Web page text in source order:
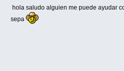
hola saludo alguien me puede ayudar
sepa